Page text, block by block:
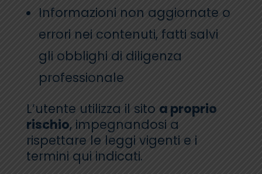
Informazioni non aggiornate o
errori nei contenuti, fatti salvi
gli obblighi di diligenza
professionale
L’utente utilizza il sito a proprio
rischio, impegnandosi a
rispettare le leggi vigenti e i
termini qui indicati.